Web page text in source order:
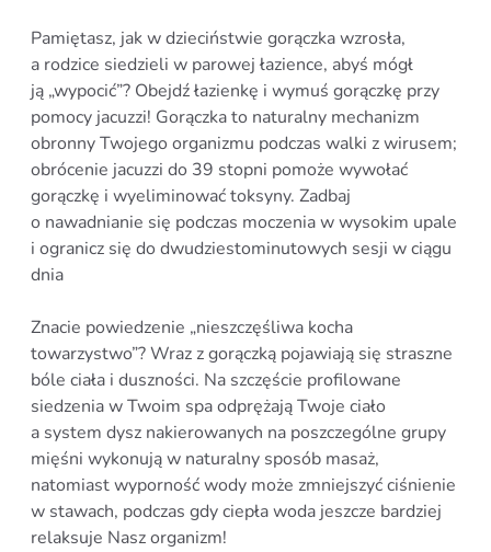
Pamiętasz, jak w dzieciństwie gorączka wzrosła,
a rodzice siedzieli w parowej łazience, abyś mógł
ją „wypocić”? Obejdź łazienkę i wymuś gorączkę przy
pomocy jacuzzi! Gorączka to naturalny mechanizm
obronny Twojego organizmu podczas walki z wirusem;
obrócenie jacuzzi do 39 stopni pomoże wywołać
gorączkę i wyeliminować toksyny. Zadbaj
o nawadnianie się podczas moczenia w wysokim upale
i ogranicz się do dwudziestominutowych sesji w ciągu
dnia
Znacie powiedzenie „nieszczęśliwa kocha
towarzystwo”? Wraz z gorączką pojawiają się straszne
bóle ciała i duszności. Na szczęście profilowane
siedzenia w Twoim spa odprężają Twoje ciało
a system dysz nakierowanych na poszczególne grupy
mięśni wykonują w naturalny sposób masaż,
natomiast wyporność wody może zmniejszyć ciśnienie
w stawach, podczas gdy ciepła woda jeszcze bardziej
relaksuje Nasz organizm!